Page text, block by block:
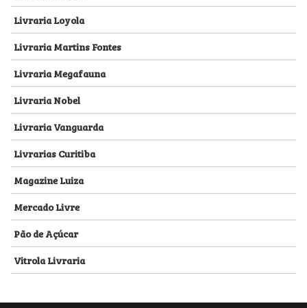
Livraria Loyola
Livraria Martins Fontes
Livraria Megafauna
Livraria Nobel
Livraria Vanguarda
Livrarias Curitiba
Magazine Luiza
Mercado Livre
Pão de Açúcar
Vitrola Livraria